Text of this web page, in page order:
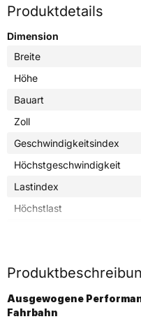
Produktdetails
Dimension
Breite
Höhe
Bauart
Zoll
Geschwindigkeitsindex
Höchstgeschwindigkeit
Lastindex
Höchstlast
Fahrzeugtyp
Verwendung
Ausgewogene
Fahrbahn